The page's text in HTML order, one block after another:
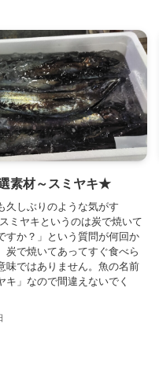
素材～スミヤキ★
久しぶりのような気がす
ミヤキというのは炭で焼いて
すか？」という質問が何回か
炭で焼いてあってすぐ食べら
味ではありません。魚の名前
キ」なので間違えないでく